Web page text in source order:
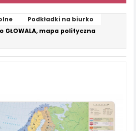
Podkładki na biurko
GŁOWALA, mapa polityczna